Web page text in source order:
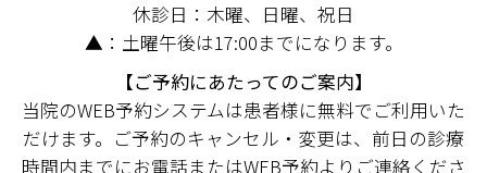
休診日：木曜、日曜、祝日
▲：土曜午後は17:00までになります。
【ご予約にあたってのご案内】
当院のWEB予約システムは患者様に無料でご利用いた
だけます。ご予約のキャンセル・変更は、前日の診療
時間内までにお電話またはWEB予約よりご連絡くださ